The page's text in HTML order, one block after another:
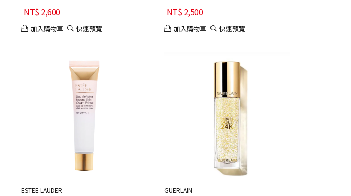
NT$2,600
加入購物車 快速預覽
NT$2,500
加入購物車 快速預覽
ESTEE LAUDER GUERLAIN